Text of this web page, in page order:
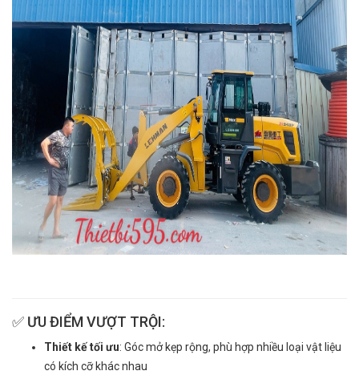
✅ ƯU ĐIỂM VƯỢT TRỘI:
Thiết kế tối ưu: Góc mở kẹp rộng, phù hợp nhiều loại vật liệu
có kích cỡ khác nhau